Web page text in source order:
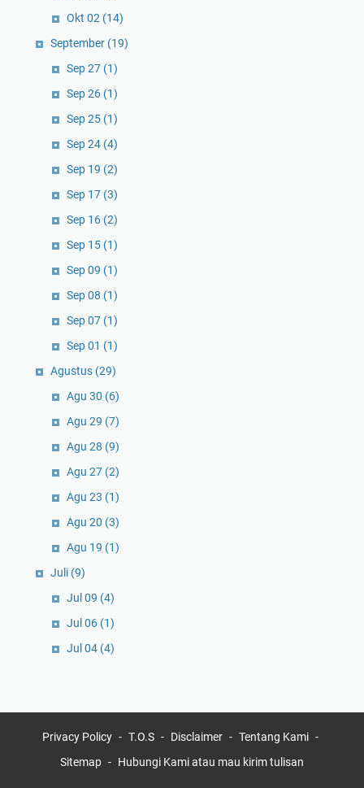
Okt 02 (14)
September (19)
Sep 27 (1)
Sep 26 (1)
Sep 25 (1)
Sep 24 (4)
Sep 19 (2)
Sep 17 (3)
Sep 16 (2)
Sep 15 (1)
Sep 09 (1)
Sep 08 (1)
Sep 07 (1)
Sep 01 (1)
Agustus (29)
Agu 30 (6)
Agu 29 (7)
Agu 28 (9)
Agu 27 (2)
Agu 23 (1)
Agu 20 (3)
Agu 19 (1)
Juli (9)
Jul 09 (4)
Jul 06 (1)
Jul 04 (4)
Privacy Policy T.O.S Disclaimer
Tentang Kami
Sitemap
Hubungi Kami atau mau kirim tulisan